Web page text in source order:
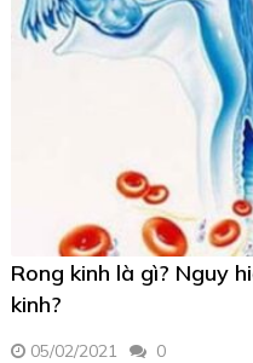
Rong kinh là gì? Nguy
kinh?
05/02/2021 0